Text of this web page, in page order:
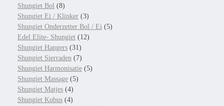
Shungiet Bol (8)
Shungiet Ei / Klinker (3)
Shungiet Onderzetter Bol / Ei (5)
Edel Elite- Shungiet (12)
Shungiet Hangers (31)
Shungiet Sierraden (7)
Shungiet Harmonisatie (5)
Shungiet Massage (5)
Shungiet Matjes (4)
Shungiet Kubus (4)